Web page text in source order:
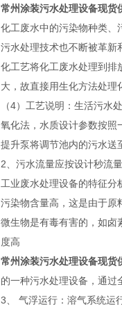
常州涂装污水处理设备现货
化工废水中的污染物种类、
污水处理技术也不断被革新
化工艺将化工废水处理到排
大，故直接用生化方法处理
（4）工艺说明：生活污水
氧化法，水质设计参数按照
提升泵将调节池内的污水送
2、污水流量应按设计秒流量
工业废水处理设备的特征
污染物含量高，这是由于原
微生物是有毒有害的，如卤
度高
常州涂装污水处理设备现货
的一种污水处理设备，通过
3、 气浮运行：溶气系统运